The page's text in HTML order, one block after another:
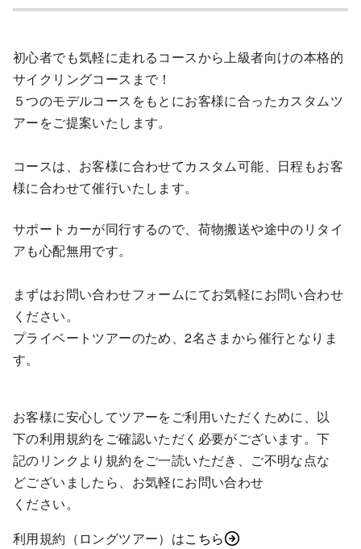
初心者でも気軽に走れるコースから上級者向けの本格的
サイクリングコースまで！
５つのモデルコースをもとにお客様に合ったカスタムツ
アーをご提案いたします。
コースは、お客様に合わせてカスタム可能、日程もお客
様に合わせて催行いたします。
サポートカーが同行するので、荷物搬送や途中のリタイ
アも心配無用です。
まずはお問い合わせフォームにてお気軽にお問い合わせ
ください。
プライベートツアーのため、2名さまから催行となりま
す。
お客様に安心してツアーをご利用いただくために、以
下の利用規約をご確認いただく必要がございます。下
記のリンクより規約をご一読いただき、ご不明な点な
どございましたら、お気軽にお問い合わせ
ください。
利用規約（ロングツアー）はこちら